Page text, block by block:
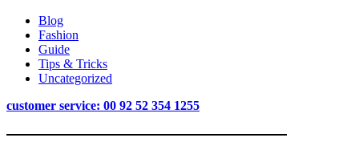
Blog
Fashion
Guide
Tips & Tricks
Uncategorized
customer service: 00 92 52 354 1255